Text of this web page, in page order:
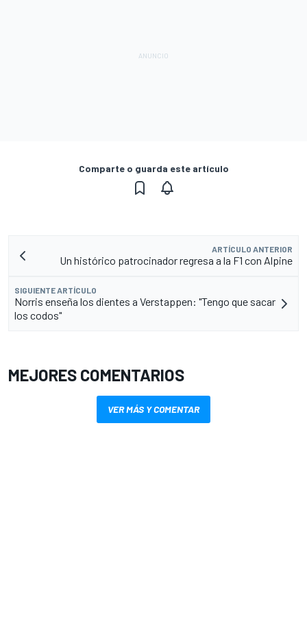
Comparte o guarda este artículo
ARTÍCULO ANTERIOR
Un histórico patrocinador regresa a la F1 con Alpine
SIGUIENTE ARTÍCULO
Norris enseña los dientes a Verstappen: "Tengo que sacar
los codos"
MEJORES COMENTARIOS
VER MÁS Y COMENTAR